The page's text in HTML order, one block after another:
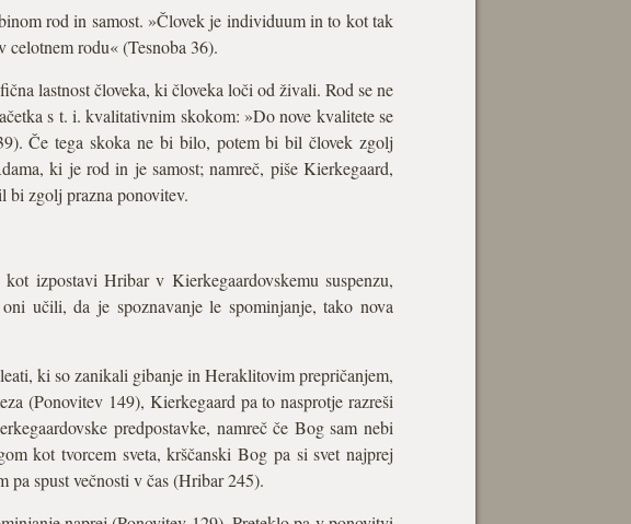
rod in samost. »Človek je individuum in to kot tak
celotnem rodu« (Tesnoba 36).
lastnost človeka, ki človeka loči od živali. Rod se ne
s t. i. kvalitativnim skokom: »Do nove kvalitete se
Če tega skoka ne bi bilo, potem bi bil človek zgolj
ki je rod in je samost; namreč, piše Kierkegaard,
bi zgolj prazna ponovitev.
izpostavi Hribar v Kierkegaardovskemu suspenzu,
učili, da je spoznavanje le spominjanje, tako nova
ki so zanikali gibanje in Heraklitovim prepričanjem,
(Ponovitev 149), Kierkegaard pa to nasprotje razreši
predpostavke, namreč če Bog sam nebi
kot tvorcem sveta, krščanski Bog pa si svet najprej
pa spust večnosti v čas (Hribar 245).